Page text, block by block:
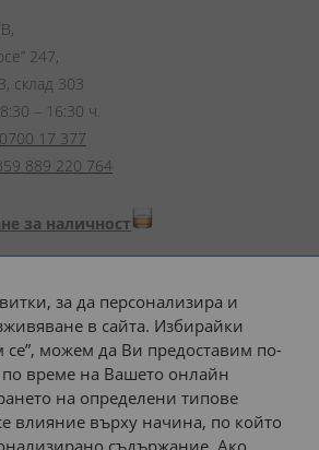
247,
склад 303
– 16:30 ч.
0700 17 377
889 220 764
за наличност
на плащане:
до адрес с:
за да персонализира и
в сайта. Избирайки
се”, можем да Ви предоставим по-
време на Вашето онлайн
на определени типове
влияние върху начина, по който
съдържание. Ако